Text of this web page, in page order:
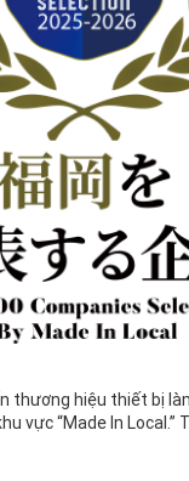
hiệu thiết bị
vực “Made In Local.”